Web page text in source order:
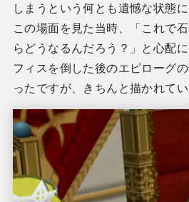
しまうという何とも遺憾な状態
この場面を見た当時、「これで
らどうなるんだろう？」と心配
フィスを倒した後のエピローグ
ったですが、きちんと描かれてい